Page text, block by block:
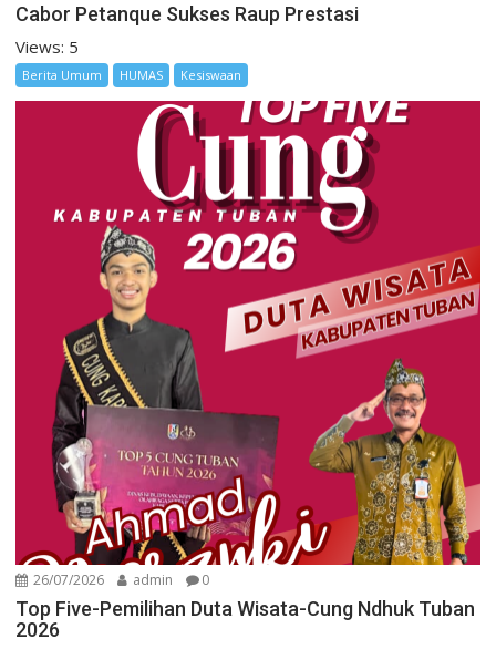
Cabor Petanque Sukses Raup Prestasi
Views: 5
Berita Umum HUMAS Kesiswaan
26/07/2026 admin 0
Top Five-Pemilihan Duta Wisata-Cung Ndhuk Tuban
2026